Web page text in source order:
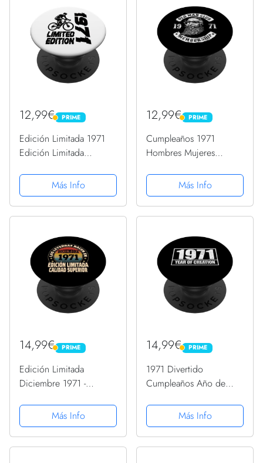
12,99€ PRIME
PRIME
Edición Limitada 1971
Edición Limitada
PopSockets PopGrip
Intercambiable
Más Info
12,99€ PRIME
PRIME
Cumpleaños 1971
Hombres Mujeres
PopSockets PopGrip
Intercambiable
Más Info
14,99€ PRIME
PRIME
Edición Limitada
Diciembre 1971 -
PopSockets PopGrip
Intercambiable
Más Info
14,99€ PRIME
PRIME
1971 Divertido
Cumpleaños Año de
Humor Vintage
PopSockets PopGrip
Intercambiable
Más Info